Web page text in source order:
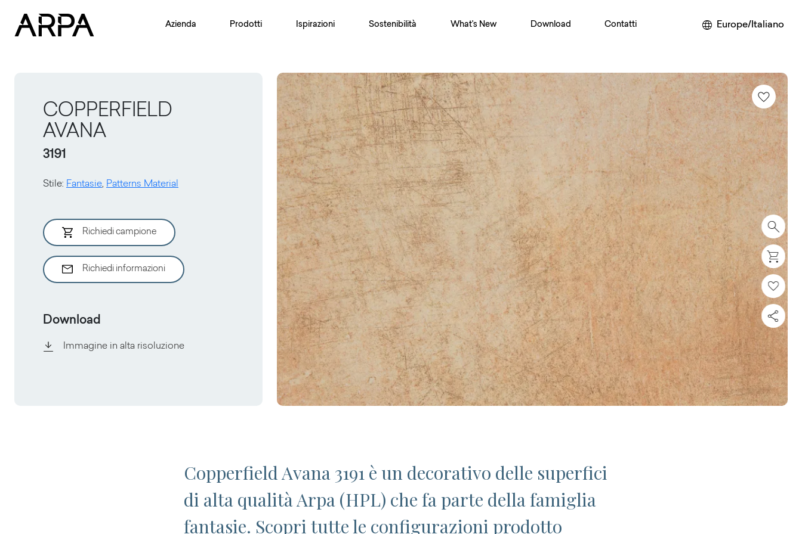
Azienda Prodotti Ispirazioni Sostenibilità What's New Download Contatti Europe/Italiano
COPPERFIELD
AVANA
3191
Stile: Fantasie, Patterns Material
Richiedi campione
Richiedi informazioni
Download
Immagine in alta risoluzione
Copperfield Avana 3191 è un decorativo delle superfici
di alta qualità Arpa (HPL) che fa parte della famiglia
fantasie. Scopri tutte le configurazioni prodotto